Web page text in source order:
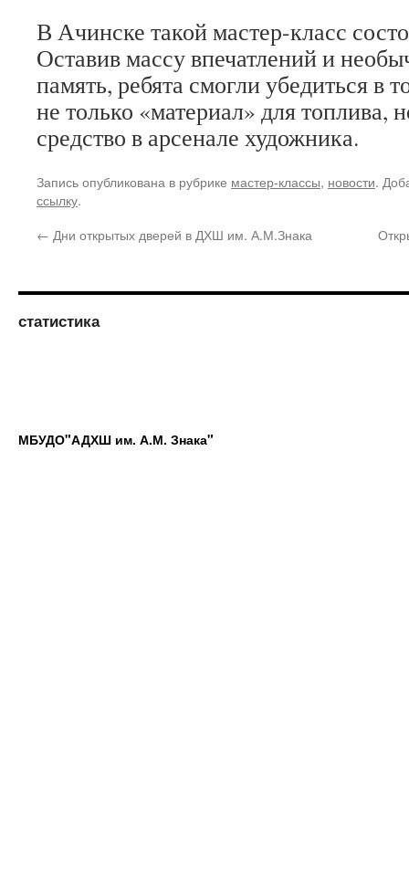
В Ачинске такой мастер-класс
Оставив массу впечатлений и
память, ребята смогли убедиться в
не только «материал» для топлива,
средство в арсенале художника.
Запись опубликована в рубрике мастер-классы, новости.
ссылку.
← Дни открытых дверей в ДХШ им. А.М.Знака
статистика
МБУДО"АДХШ им. А.М. Знака"